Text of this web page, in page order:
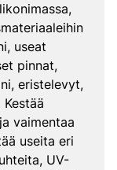
useat
pinnat,
eristelevyt,
vaimentaa
useita eri
UV-